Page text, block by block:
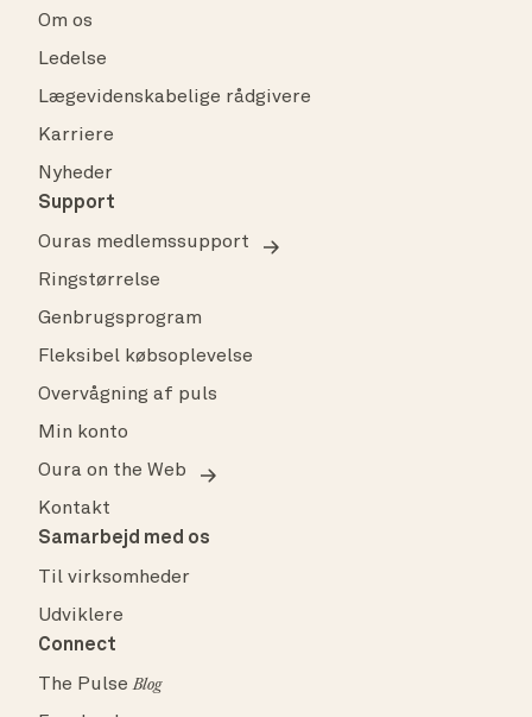
Om os
Ledelse
Lægevidenskabelige rådgivere
Karriere
Nyheder
Support
Ouras medlemssupport
Ringstørrelse
Genbrugsprogram
Fleksibel købsoplevelse
Overvågning af puls
Min konto
Oura on the Web
Kontakt
Samarbejd med os
Til virksomheder
Udviklere
Connect
The PulseBlog